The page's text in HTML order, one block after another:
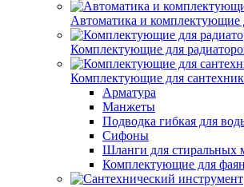
Автоматика и комплектующие
Комплектующие для
Комплектующие для
Арматура
Манжеты
Подводка гибкая для
Сифоны
Шланги для стиральных
Комплектующие для